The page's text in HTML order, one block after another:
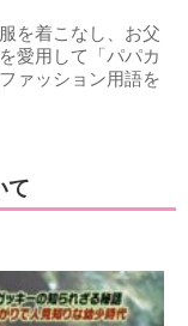
を着こなし、お父
愛用して「パパカ
ァッション用語を
て